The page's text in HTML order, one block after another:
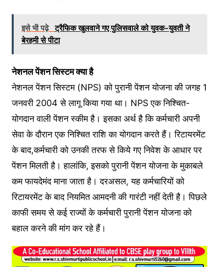
इसे भी पढ़े ट्रैफिक खुलवाने गए पुलिसवाले को युवक-युवती ने
बेरहमी से पीटा
नेशनल पेंशन स‍िस्‍टम क्‍या है
नेशनल पेंशन स‍िस्‍टम (NPS) को पुरानी पेंशन योजना की जगह 1
जनवरी 2004 से लागू क‍िया गया था। NPS एक न‍िश्‍च‍ित-
योगदान वाली पेंशन स्‍कीम है। इसका अर्थ है क‍ि कर्मचारी अपनी
सेवा के दौरान एक न‍िश्‍च‍ित राशि का योगदान करते हैं। र‍िटायरमेंट
के बाद,कर्मचारी को उनकी तरफ से किये गए न‍िवेश के आधार पर
पेंशन मिलती है। हालांकि, इसको पुरानी पेंशन योजना के मुकाबले
कम फायदेमंद माना जाता है। दरअसल, यह कर्मचारियों को
र‍िटायरमेंट के बाद नियमित आमदनी की गारंटी नहीं देती है। प‍िछले
काफी समय से कई राज्‍यों के कर्मचारी पुरानी पेंशन योजना को
बहाल करने की मांग कर रहे हैं।